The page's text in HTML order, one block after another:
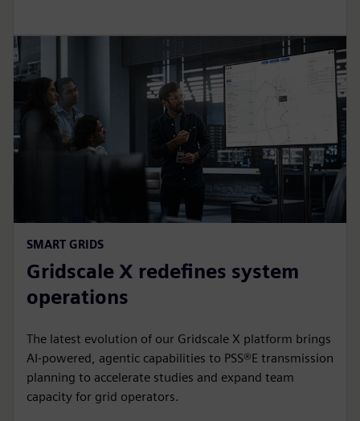
SMART GRIDS
Gridscale X redefines system
operations
The latest evolution of our Gridscale X platform brings
AI-powered, agentic capabilities to PSS®E transmission
planning to accelerate studies and expand team
capacity for grid operators.